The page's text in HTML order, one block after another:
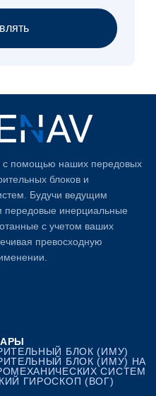
с помощью наших передовых
блоков и
Будучи ведущим
передовые инерциальные
с учетом ваших
превосходную
БЛОК (ИМУ)
БЛОК (ИМУ) НА
СИСТЕМ
ГИРОСКОП (ВОГ)